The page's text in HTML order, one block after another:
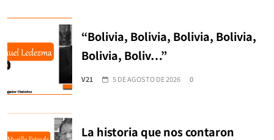
“Bolivia, Bolivia, Bolivia, Bolivia,
Bolivia, Boliv…”
V21 5 DE AGOSTO DE 2026 0
La historia que nos contaron